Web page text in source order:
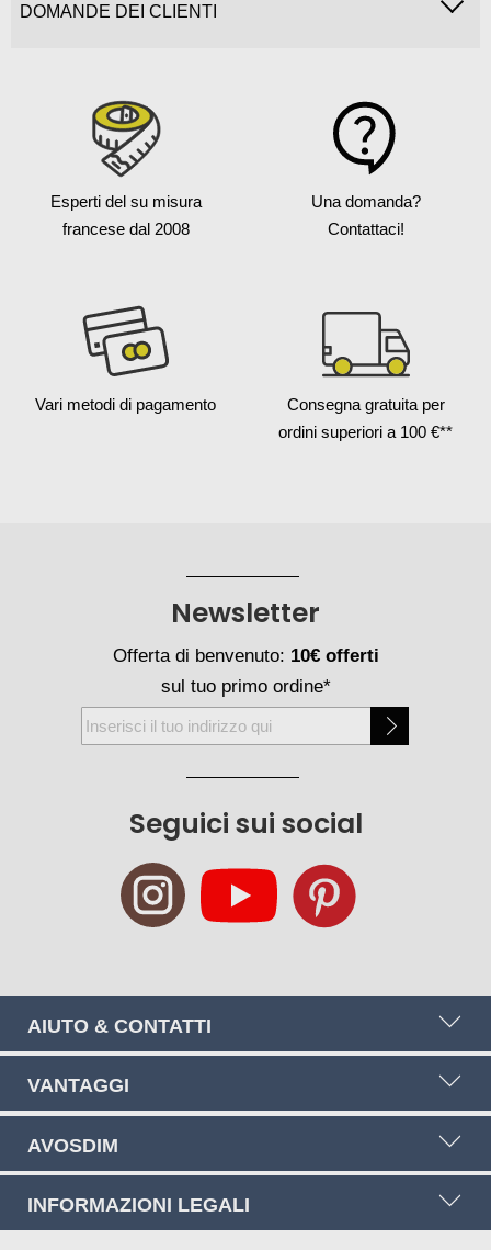
DOMANDE DEI CLIENTI
Esperti del su misura
francese dal 2008
Una domanda?
Contattaci!
Vari metodi di pagamento Consegna gratuita per
ordini superiori a 100 €**
Seguici sui social
Newsletter
Offerta di benvenuto: 10€ offerti
sul tuo primo ordine*
Iscriviti
alla
AIUTO & CONTATTI
VANTAGGI
AVOSDIM
INFORMAZIONI LEGALI